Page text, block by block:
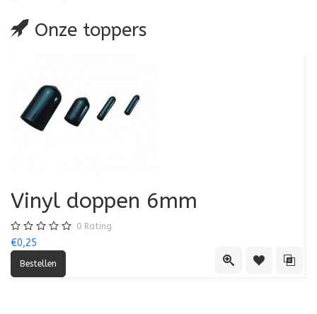
Onze toppers
Quick ViewToevoegen
Vinyl doppen 6mm
0 Rating
€0,25